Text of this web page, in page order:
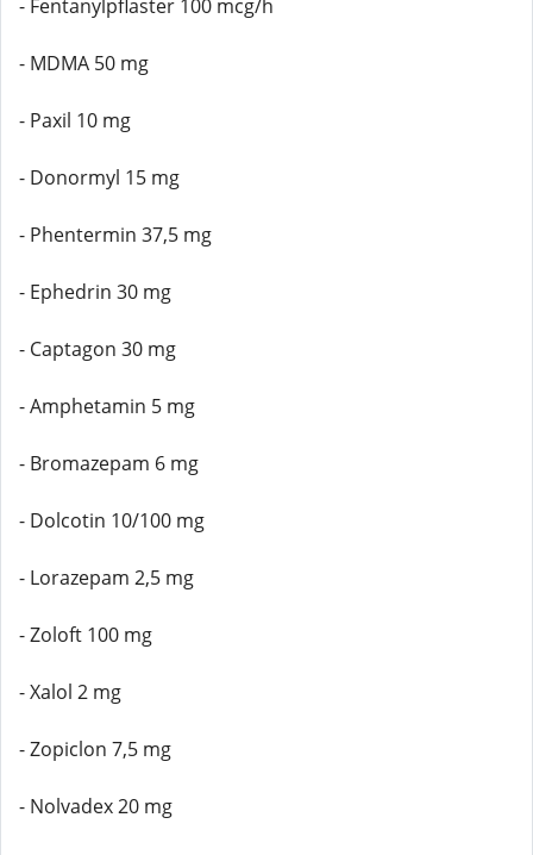
- Fentanylpflaster 100 mcg/h
- MDMA 50 mg
- Paxil 10 mg
- Donormyl 15 mg
- Phentermin 37,5 mg
- Ephedrin 30 mg
- Captagon 30 mg
- Amphetamin 5 mg
- Bromazepam 6 mg
- Dolcotin 10/100 mg
- Lorazepam 2,5 mg
- Zoloft 100 mg
- Xalol 2 mg
- Zopiclon 7,5 mg
- Nolvadex 20 mg